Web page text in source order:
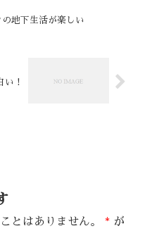
の地下生活が楽しい
！
とはありません。 * が